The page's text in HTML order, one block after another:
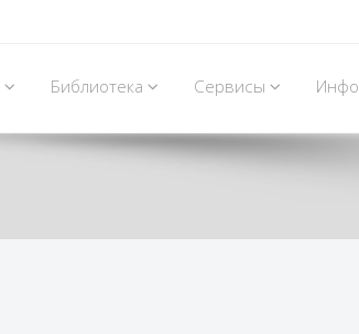
Библиотека Сервисы Инфо